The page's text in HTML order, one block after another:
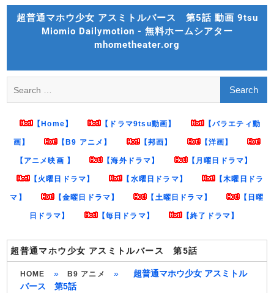
Skip
超普通マホウ少女 アスミトルバース 第5話 動画 9tsu
Miomio Dailymotion - 無料ホームシアター
mhometheater.org
for:
【Home】 【ドラマ9tsu動画】 【バラエティ動
画】 【B9 アニメ】 【邦画】 【洋画】
【アニメ映画 】 【海外ドラマ】 【月曜日ドラマ】
【火曜日ドラマ】 【水曜日ドラマ】 【木曜日ドラ
マ】 【金曜日ドラマ】 【土曜日ドラマ】 【日曜
日ドラマ】 【毎日ドラマ】 【終了ドラマ】
超普通マホウ少女 アスミトルバース 第5話
HOME » B9 アニメ »
超普通マホウ少女 アスミトル
バース 第5話